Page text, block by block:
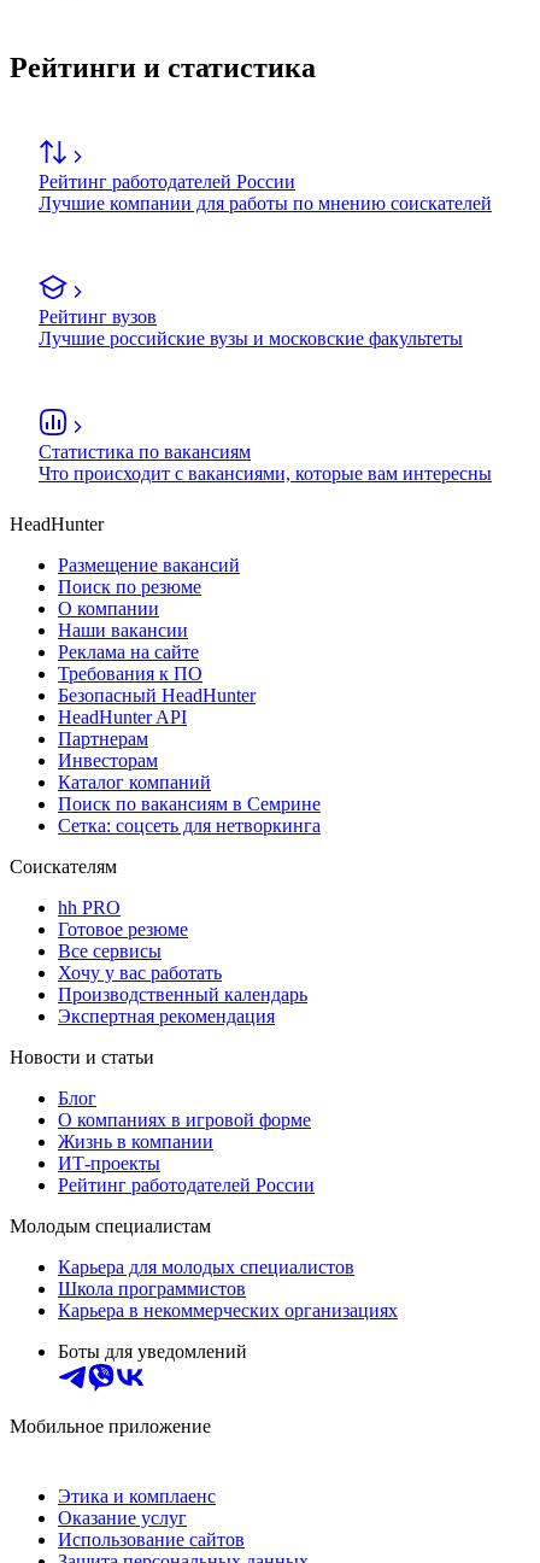
Рейтинги и статистика
Рейтинг работодателей России
Лучшие компании для работы по мнению соискателей
Рейтинг вузов
Лучшие российские вузы и московские факультеты
Статистика по вакансиям
Что происходит с вакансиями, которые вам интересны
HeadHunter
Размещение вакансий
Поиск по резюме
О компании
Наши вакансии
Реклама на сайте
Требования к ПО
Безопасный HeadHunter
HeadHunter API
Партнерам
Инвесторам
Каталог компаний
Поиск по вакансиям в Семрине
Сетка: соцсеть для нетворкинга
Соискателям
hh PRO
Готовое резюме
Все сервисы
Хочу у вас работать
Производственный календарь
Экспертная рекомендация
Новости и статьи
Блог
О компаниях в игровой форме
Жизнь в компании
ИТ-проекты
Рейтинг работодателей России
Молодым специалистам
Карьера для молодых специалистов
Школа программистов
Карьера в некоммерческих организациях
Боты для уведомлений
Мобильное приложение
Этика и комплаенс
Оказание услуг
Использование сайтов